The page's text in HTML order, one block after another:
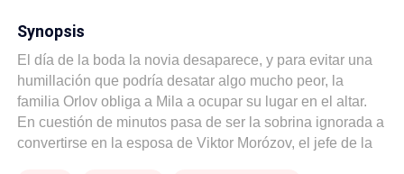
Synopsis
El día de la boda la novia desaparece, y para evitar una
humillación que podría desatar algo mucho peor, la
familia Orlov obliga a Mila a ocupar su lugar en el altar.
En cuestión de minutos pasa de ser la sobrina ignorada a
convertirse en la esposa de Viktor Morózov, el jefe de la